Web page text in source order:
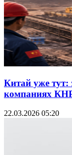
Китай уже тут:
компаниях
22.03.2026 05:20